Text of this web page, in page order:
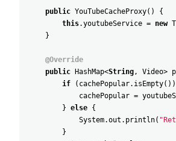
public YouTubeCacheProxy( )
{
this.youtubeService = new
}
@Override
public
HashMap<String, Video>
if
( cachePopular. isEmpty( ) )
cachePopular =
} else {
System.out . println(
}